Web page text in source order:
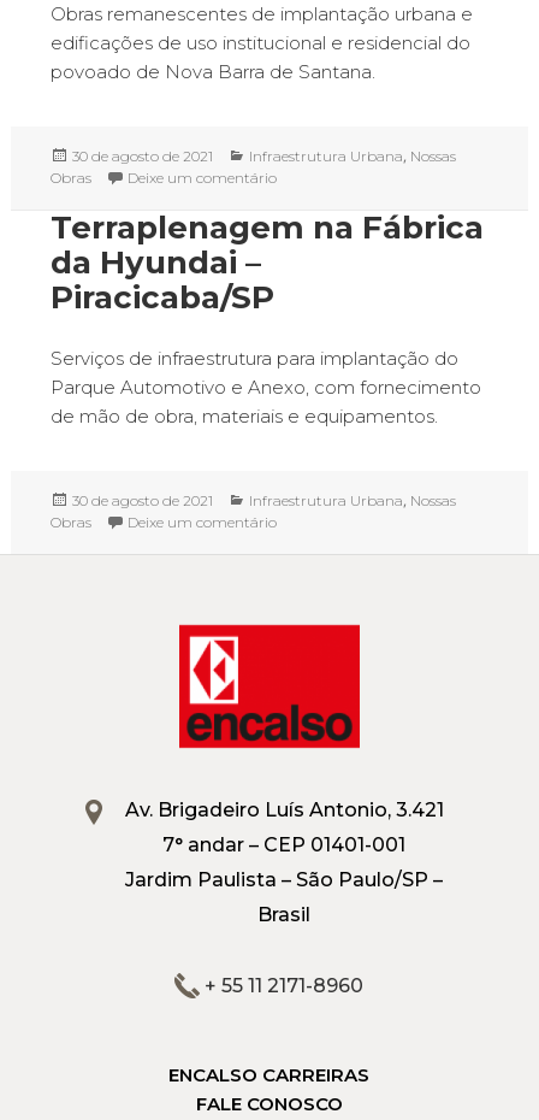
Obras remanescentes de implantação urbana e
edificações de uso institucional e residencial do
povoado de Nova Barra de Santana.
Publicado
em
30 de agosto de 2021 Categorias
Infraestrutura Urbana, Nossas
Obras
Deixe um comentárioem Construção da Vila Nova Barra
Terraplenagem na Fábrica
da Hyundai –
Piracicaba/SP
Serviços de infraestrutura para implantação do
Parque Automotivo e Anexo, com fornecimento
de mão de obra, materiais e equipamentos.
Publicado
em
30 de agosto de 2021 Categorias
Infraestrutura Urbana, Nossas
Obras
Deixe um comentárioem Terraplenagem na Fábrica da
Av. Brigadeiro Luís Antonio, 3.421
7° andar – CEP 01401-001
Jardim Paulista – São Paulo/SP –
Brasil
+ 55 11 2171-8960
ENCALSO CARREIRAS
FALE CONOSCO